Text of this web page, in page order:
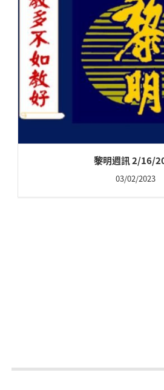
黎明週訊 2/16/
03/02/2023